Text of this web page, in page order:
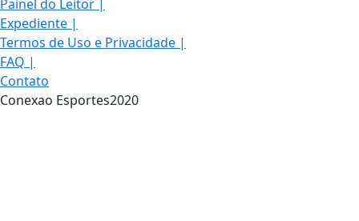
Painel do Leitor |
Expediente |
Termos de Uso e Privacidade |
FAQ |
Contato
Conexao Esportes2020